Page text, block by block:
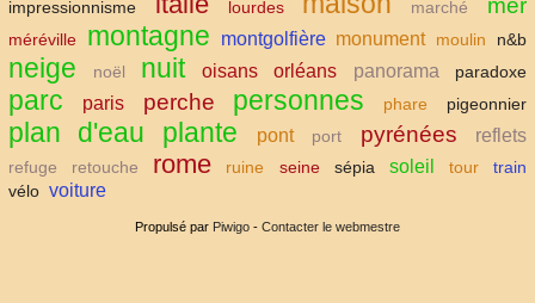
impressionnisme
lourdes marché mer
méréville montagne montgolfière monument moulin n&b
neige noël nuit oisans orléans panorama paradoxe
parc paris perche personnes phare pigeonnier
plan d'eau plante pont port pyrénées reflets
refuge retouche rome ruine seine sépia soleil tour
train
vélo voiture
Propulsé par Piwigo - Contacter le webmestre